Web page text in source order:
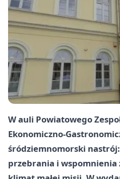
W auli Powiatowego
Ekonomiczno-
śródziemnomorski
przebrania i wspomnienia